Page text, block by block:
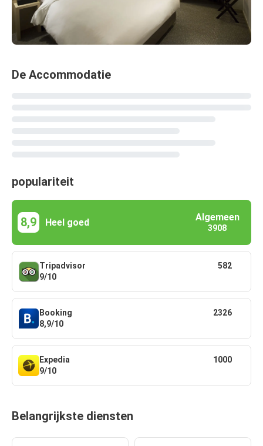
De Accommodatie
populariteit
8,9 Heel goed Algemeen
3908
Tripadvisor
9/10
582
Booking
8,9/10
2326
Expedia
9/10
1000
Belangrijkste diensten